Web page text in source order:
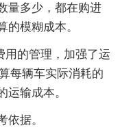
量多少，都在购进
的模糊成本。
用的管理，加强了运
每辆车实际消耗的
运输成本。
依据。